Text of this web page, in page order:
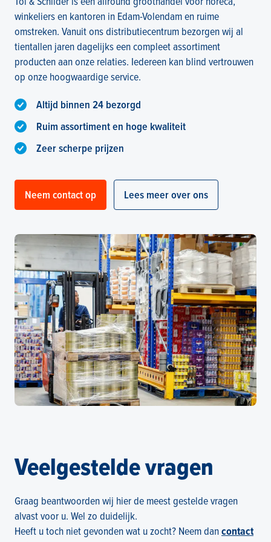
winkeliers en kantoren in Edam-Volendam en ruime
omstreken. Vanuit ons distributiecentrum bezorgen wij al
tientallen jaren dagelijks een compleet assortiment
producten aan onze relaties. Iedereen kan blind vertrouwen
op onze hoogwaardige service.
Altijd binnen 24 bezorgd
Ruim assortiment en hoge kwaliteit
Zeer scherpe prijzen
Neem contact op Lees meer over ons
Veelgestelde vragen
Graag beantwoorden wij hier de meest gestelde vragen
alvast voor u. Wel zo duidelijk.
Heeft u toch niet gevonden wat u zocht? Neem dancontact